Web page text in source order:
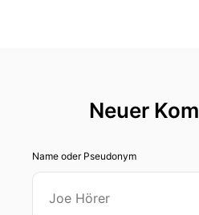
Neuer
Name oder Pseudonym